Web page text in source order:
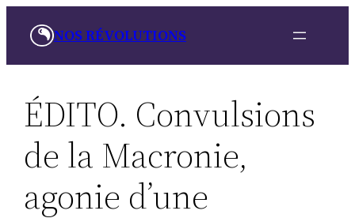
NOS RÉVOLUTIONS
ÉDITO. Convulsions
de la Macronie,
agonie d’une